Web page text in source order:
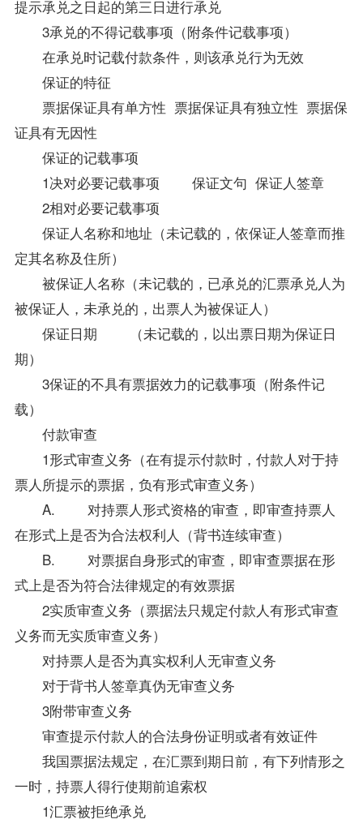
提示承兑之日起的第三日进行承兑
3承兑的不得记载事项（附条件记载事项）
在承兑时记载付款条件，则该承兑行为无效
保证的特征
票据保证具有单方性 票据保证具有独立性 票据保
证具有无因性
保证的记载事项
1决对必要记载事项 保证文句 保证人签章
2相对必要记载事项
保证人名称和地址（未记载的，依保证人签章而推
定其名称及住所）
被保证人名称（未记载的，已承兑的汇票承兑人为
被保证人，未承兑的，出票人为被保证人）
保证日期 （未记载的，以出票日期为保证日
期）
3保证的不具有票据效力的记载事项（附条件记
载）
付款审查
1形式审查义务（在有提示付款时，付款人对于持
票人所提示的票据，负有形式审查义务）
A. 对持票人形式资格的审查，即审查持票人
在形式上是否为合法权利人（背书连续审查）
B. 对票据自身形式的审查，即审查票据在形
式上是否为符合法律规定的有效票据
2实质审查义务（票据法只规定付款人有形式审查
义务而无实质审查义务）
对持票人是否为真实权利人无审查义务
对于背书人签章真伪无审查义务
3附带审查义务
审查提示付款人的合法身份证明或者有效证件
我国票据法规定，在汇票到期日前，有下列情形之
一时，持票人得行使期前追索权
1汇票被拒绝承兑